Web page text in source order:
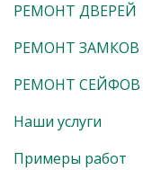
РЕМОНТ ДВЕРЕЙ
РЕМОНТ ЗАМКОВ
РЕМОНТ СЕЙФОВ
Наши услуги
Примеры работ